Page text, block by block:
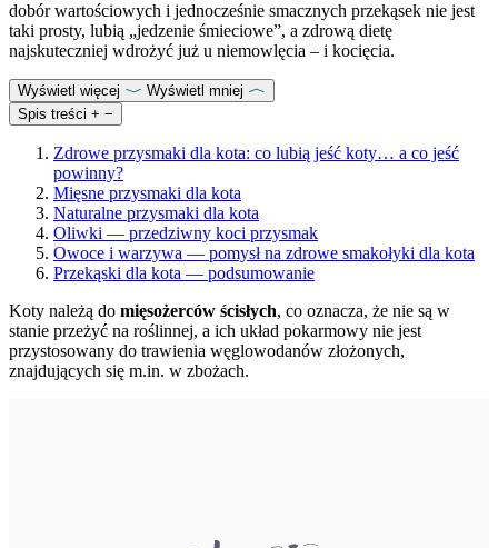
dobór wartościowych i jednocześnie smacznych przekąsek nie jest
taki prosty, lubią „jedzenie śmieciowe”, a zdrową dietę
najskuteczniej wdrożyć już u niemowlęcia – i kocięcia.
Wyświetl więcej
Wyświetl mniej
Spis treści + −
Zdrowe przysmaki dla kota: co lubią jeść koty… a co jeść
powinny?
Mięsne przysmaki dla kota
Naturalne przysmaki dla kota
Oliwki — przedziwny koci przysmak
Owoce i warzywa — pomysł na zdrowe smakołyki dla kota
Przekąski dla kota — podsumowanie
Koty należą do mięsożerców ścisłych, co oznacza, że nie są w
stanie przeżyć na roślinnej, a ich układ pokarmowy nie jest
przystosowany do trawienia węglowodanów złożonych,
znajdujących się m.in. w zbożach.